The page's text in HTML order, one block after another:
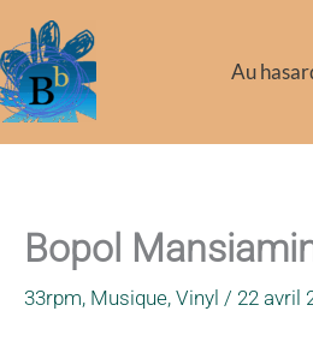
au
contenu
Au
Bopol
33rpm, Musique, Vinyl / 22 avril